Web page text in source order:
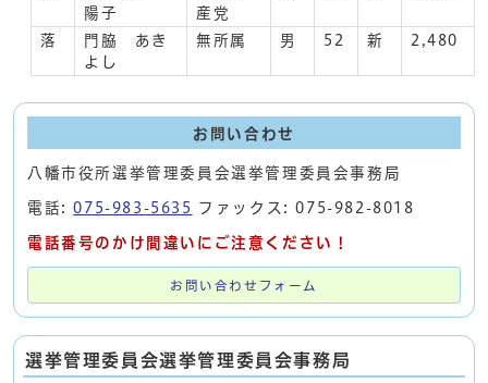
陽子
産党
落
門脇 あき
よし
無所属 男 52 新 2,480
お問い合わせ
八幡市役所選挙管理委員会選挙管理委員会事務局
電話:075-983-5635 ファックス: 075-982-8018
電話番号のかけ間違いにご注意ください！
お問い合わせフォーム
選挙管理委員会選挙管理委員会事務局